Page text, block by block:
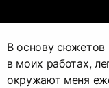
В основу сюжетов
в моих работах,
окружают меня